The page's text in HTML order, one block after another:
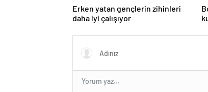
Erken yatan gençlerin zihinleri
daha iyi çalışıyor